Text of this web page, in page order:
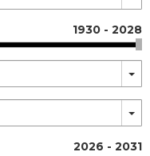
1930 - 2028
2026 - 2031